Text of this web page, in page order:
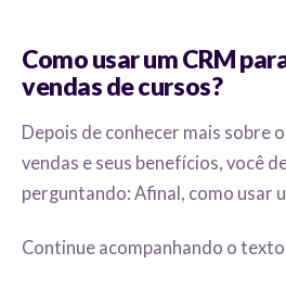
Como usar um CRM
vendas de cursos?
Depois de conhecer mais sobre
vendas e seus benefícios, você
perguntando: Afinal, como usar
Continue acompanhando o